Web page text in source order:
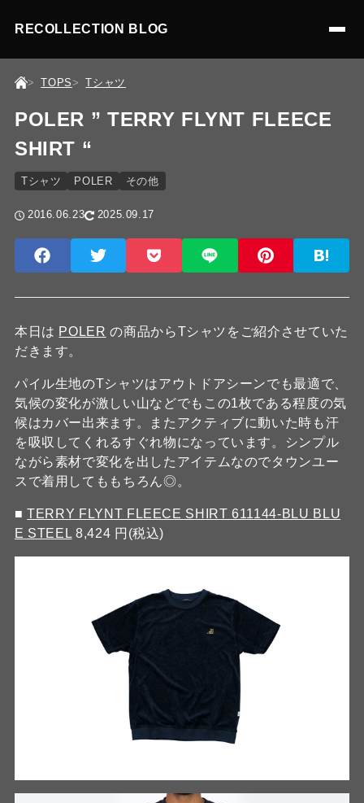
RECOLLECTION BLOG
TOPS Tシャツ
POLER ” TERRY FLYNT FLEECE
SHIRT “
Tシャツ POLER その他
2016.06.23 2025.09.17
本日は POLER の商品からTシャツをご紹介させていた
だきます。
パイル生地のTシャツはアウトドアシーンでも最適で、
気候の変化が激しい山などでもこの1枚である程度の気
候はカバー出来ます。またアクティブに動いた時も汗
を吸収してくれるすぐれ物になっています。シンプル
ながら素材で変化を出したアイテムなのでタウンユー
スで着用してももちろん◎。
■TERRY FLYNT FLEECE SHIRT 611144-BLU BLU
E STEEL 8,424 円(税込)